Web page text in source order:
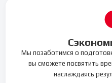
Мы позаботимся о
вы сможете посвятить
наслаждаясь